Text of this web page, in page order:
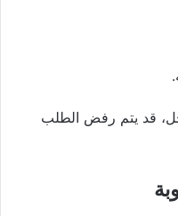
قد يتم رفض الطلب